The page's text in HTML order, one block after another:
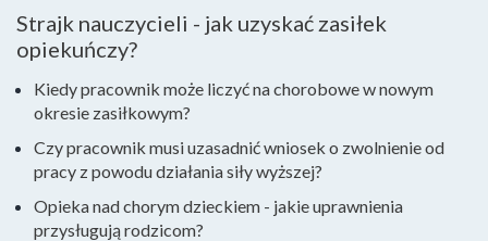
Strajk nauczycieli - jak uzyskać zasiłek
opiekuńczy?
Kiedy pracownik może liczyć na chorobowe w nowym
okresie zasiłkowym?
Czy pracownik musi uzasadnić wniosek o zwolnienie od
pracy z powodu działania siły wyższej?
Opieka nad chorym dzieckiem - jakie uprawnienia
przysługują rodzicom?